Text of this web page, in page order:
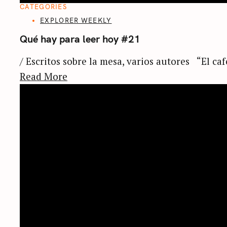
CATEGORIES
EXPLORER WEEKLY
Qué hay para leer hoy #21
/ Escritos sobre la mesa, varios autores “El
Read More